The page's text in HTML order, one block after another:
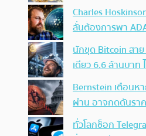
Charles
ลั่นต้องการพา
นักขุด Bitcoin สา
เดียว 6.6 ล้านบา
Bernstein เตือนห
ผ่าน อาจกดดันรา
ทั่วโลกช็อก